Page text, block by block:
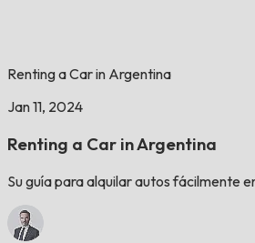
Renting a Car in Argentina
Jan 11, 2024
Renting a Car in Argentina
Su guía para alquilar autos fácilmente